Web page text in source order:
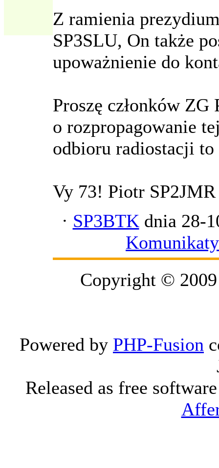
Z ramienia
SP3SLU, On także
upoważnienie do
Proszę członków
o rozpropagowanie
odbioru radiostacji
Vy 73! Piotr SP2JMR
· SP3BTK dnia 28-
Copyright ©
Powered by PHP-Fusion
Released as free